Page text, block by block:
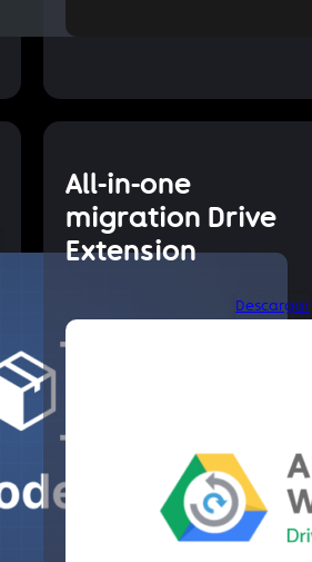
All-in-one
migration Drive
Extension
Descargar